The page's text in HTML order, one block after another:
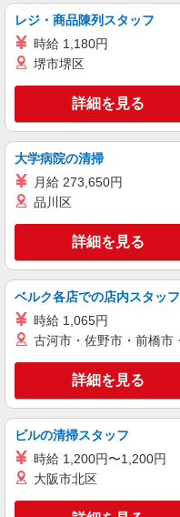
＜面接な
迎など＊
時給
八代市
キープ
派遣社員
株式会社kotrio /●KM-H-1907653
八代市*
につけて
時給
通費全支
キープ
日研トータルソーシング株
ス
給1,320円
円〜 ◆初
給与幅は経験・能
熊本
佐」駅 ★勤務地は3000ヶ所以上★ 自宅から通い
レジ・商品陳列スタッフ
時給 1,180円
堺市堺区
詳細を見る
大学病院の清掃
月給 273,650円
品川区
詳細を見る
ベルク各店での店内スタッフ
時給 1,065円
古河市・佐野市・前橋市
詳細を見る
ビルの清掃スタッフ
時給 1,200円〜1,200円
大阪市北区